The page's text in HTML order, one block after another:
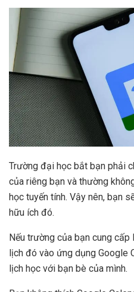
Trường đại học bắt bạn phải
của riêng bạn và thường
học tuyến tính. Vậy nên, bạn
hữu ích đó.
Nếu trường của bạn cung
lịch đó vào ứng dụng Google
lịch học với bạn bè của mình.